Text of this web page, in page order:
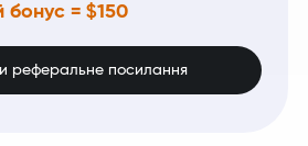
бонус = $150
реферальне посилання